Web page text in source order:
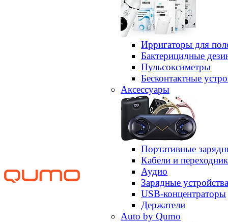
Ирригаторы для
Бактерицидные
Пульсоксиметры
Бесконтактные
Аксессуары
Портативные
Кабели и
Аудио
Зарядные устройства
USB-концентраторы
Держатели
Auto by Qumo